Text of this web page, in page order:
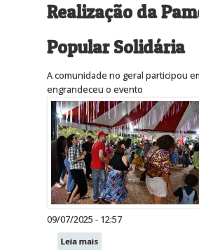
Realização da
Popular Solidária
A comunidade no geral participou
engrandeceu o evento
09/07/2025 - 12:57
Leia mais